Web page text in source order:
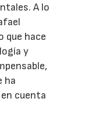
A lo
que hace
y
ha
cuenta